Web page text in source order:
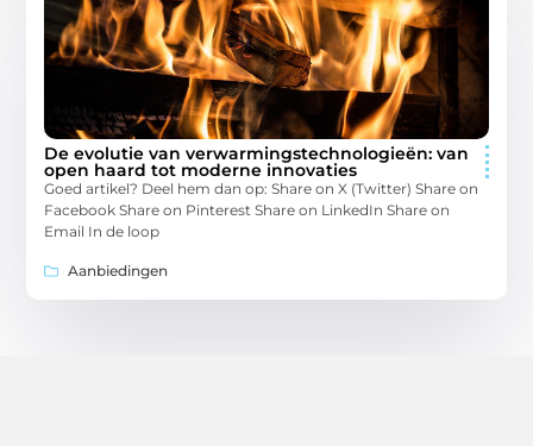
De evolutie van verwarmingstechnologieën: van
open haard tot moderne innovaties
Goed artikel? Deel hem dan op: Share on X (Twitter) Share on
Facebook Share on Pinterest Share on LinkedIn Share on
Email In de loop
Aanbiedingen